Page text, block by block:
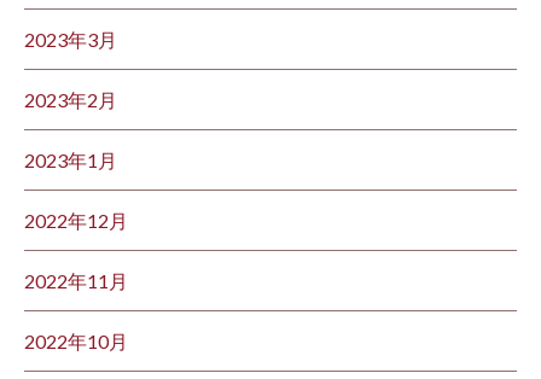
2023年3月
2023年2月
2023年1月
2022年12月
2022年11月
2022年10月